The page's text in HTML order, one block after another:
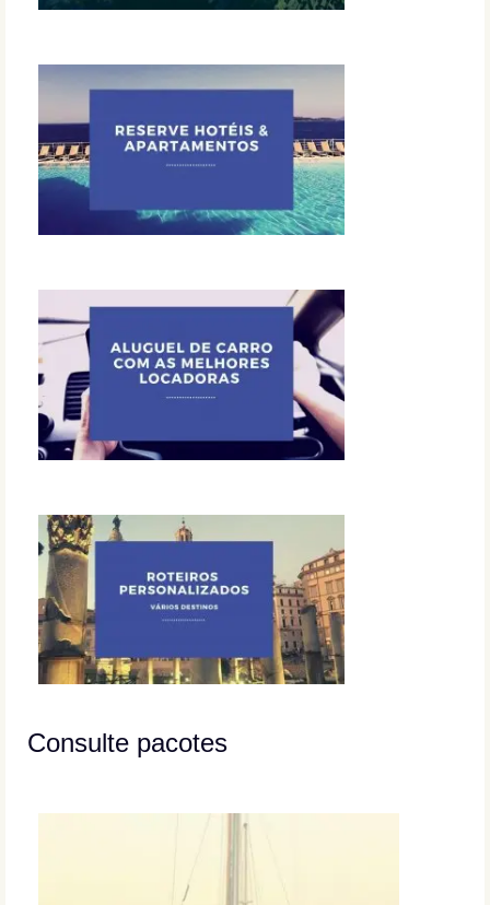
Consulte pacotes